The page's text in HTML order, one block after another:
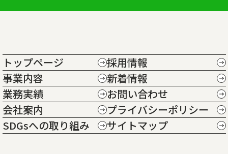
トップページ
事業内容
業務実績
会社案内
SDGsへの取り組み
採用情報
新着情報
お問い合わせ
プライバシーポリシー
サイトマップ